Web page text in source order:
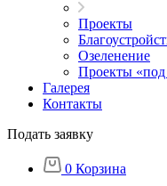
Проекты
Озеленение
Проекты
Галерея
Контакты
Подать заявку
0 Корзина